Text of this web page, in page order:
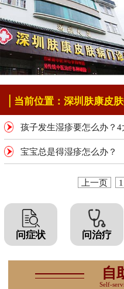
| 当前位置：深圳肤康皮
孩子发生湿疹要怎么办？
宝宝总是得湿疹怎么办？
上一页 1
问症状 问治疗
自
Self-